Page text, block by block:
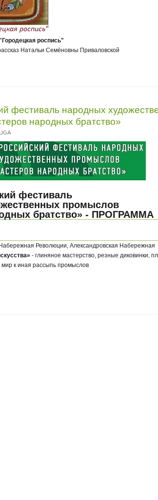
роспись"
Натальи Семёновны Приваловской
фестиваль народных
народных братство»
фестиваль
промыслов
братство» - ПРОГРАММА
Революции, Александровская Набережная
- глиняное мастерство, резные диковинки,
к иная рассыпь промыслов